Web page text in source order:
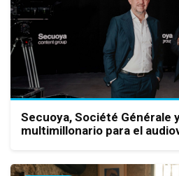
Secuoya, Société Générale
multimillonario para el